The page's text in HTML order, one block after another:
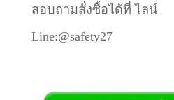
สอบถามสั่งซื้อได้ที่ ไลน์
Line:@safety27